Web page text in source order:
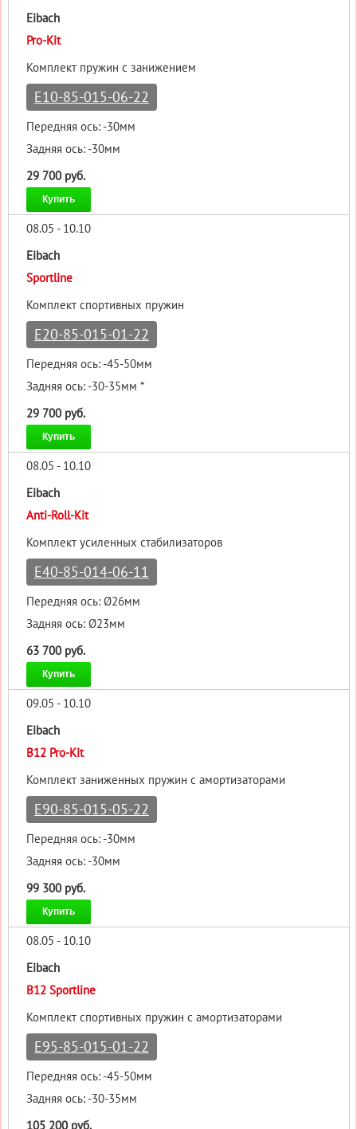
Eibach
Pro-Kit
Комплект пружин с занижением
E10-85-015-06-22
Передняя ось: -30мм
Задняя ось: -30мм
29 700 руб.
Купить
08.05 - 10.10
Eibach
Sportline
Комплект спортивных пружин
E20-85-015-01-22
Передняя ось: -45-50мм
Задняя ось: -30-35мм *
29 700 руб.
Купить
08.05 - 10.10
Eibach
Anti-Roll-Kit
Комплект усиленных стабилизаторов
E40-85-014-06-11
Передняя ось: Ø26мм
Задняя ось: Ø23мм
63 700 руб.
Купить
09.05 - 10.10
Eibach
B12 Pro-Kit
Комплект заниженных пружин с амортизаторами
E90-85-015-05-22
Передняя ось: -30мм
Задняя ось: -30мм
99 300 руб.
Купить
08.05 - 10.10
Eibach
B12 Sportline
Комплект спортивных пружин с амортизаторами
E95-85-015-01-22
Передняя ось: -45-50мм
Задняя ось: -30-35мм
105 200 руб.